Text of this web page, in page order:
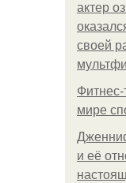
актер
своей
Фитнес-
мире
и её